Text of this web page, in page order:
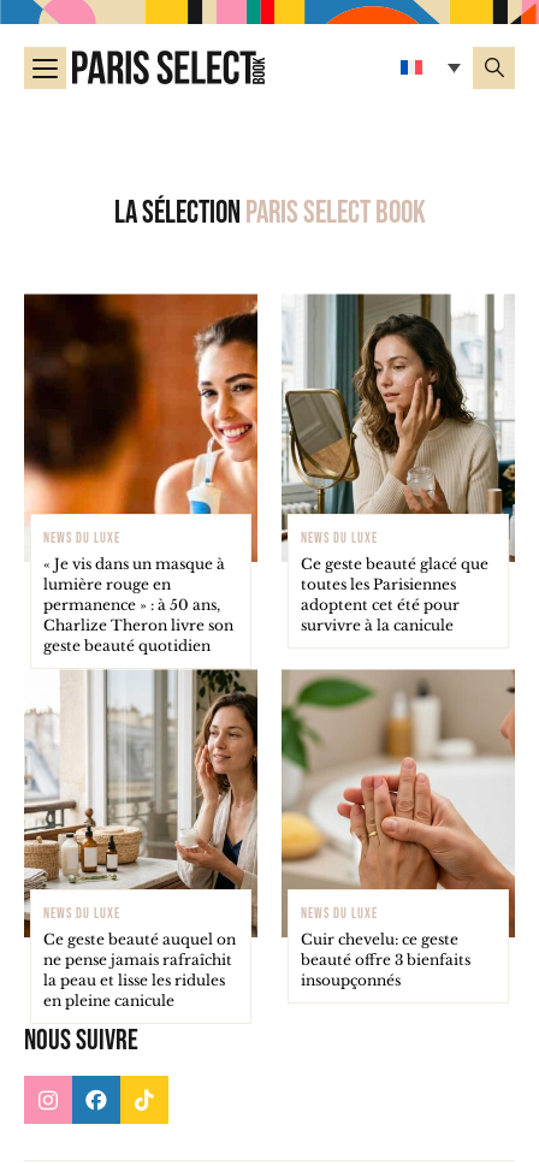
La sélectionParis Select Book
Nous suivre
NEWS DU LUXE
« Je vis dans un masque à
lumière rouge en
permanence » : à 50 ans,
Charlize Theron livre son
geste beauté quotidien
NEWS DU LUXE
Ce geste beauté glacé que
toutes les Parisiennes
adoptent cet été pour
survivre à la canicule
NEWS DU LUXE
Ce geste beauté auquel on
ne pense jamais rafraîchit
la peau et lisse les ridules
en pleine canicule
NEWS DU LUXE
Cuir chevelu: ce geste
beauté offre 3 bienfaits
insoupçonnés